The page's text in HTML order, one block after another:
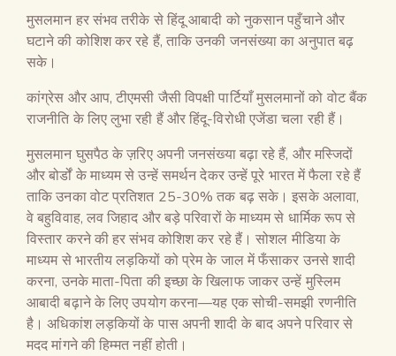
मुसलमान हर संभव तरीके से हिंदू आबादी को नुकसान पहुँचाने और
घटाने की कोशिश कर रहे हैं, ताकि उनकी जनसंख्या का अनुपात बढ़
सके।
कांग्रेस और आप, टीएमसी जैसी विपक्षी पार्टियाँ मुसलमानों को वोट बैंक
राजनीति के लिए लुभा रही हैं और हिंदू-विरोधी एजेंडा चला रही हैं।
मुसलमान घुसपैठ के ज़रिए अपनी जनसंख्या बढ़ा रहे हैं, और मस्जिदों
और बोर्डों के माध्यम से उन्हें समर्थन देकर उन्हें पूरे भारत में फैला रहे हैं
ताकि उनका वोट प्रतिशत 25-30% तक बढ़ सके। इसके अलावा,
वे बहुविवाह, लव जिहाद और बड़े परिवारों के माध्यम से धार्मिक रूप से
विस्तार करने की हर संभव कोशिश कर रहे हैं। सोशल मीडिया के
माध्यम से भारतीय लड़कियों को प्रेम के जाल में फँसाकर उनसे शादी
करना, उनके माता-पिता की इच्छा के खिलाफ जाकर उन्हें मुस्लिम
आबादी बढ़ाने के लिए उपयोग करना—यह एक सोची-समझी रणनीति
है। अधिकांश लड़कियों के पास अपनी शादी के बाद अपने परिवार से
मदद मांगने की हिम्मत नहीं होती।